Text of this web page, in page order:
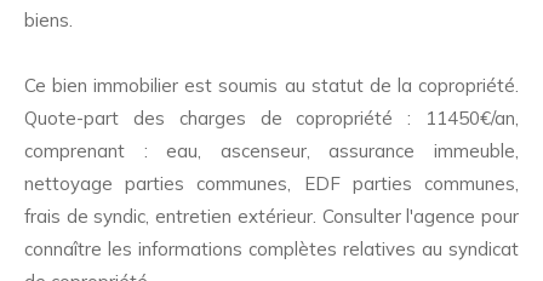
biens.
Ce bien immobilier est soumis au statut de la copropriété.
Quote-part des charges de copropriété : 11450€/an,
comprenant : eau, ascenseur, assurance immeuble,
nettoyage parties communes, EDF parties communes,
frais de syndic, entretien extérieur. Consulter l'agence pour
connaître les informations complètes relatives au syndicat